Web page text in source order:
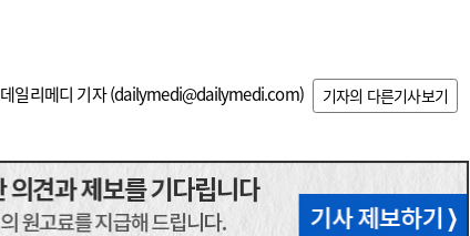
데일리메디 기자 (dailymedi@dailymedi.com) 기자의 다른기사보기